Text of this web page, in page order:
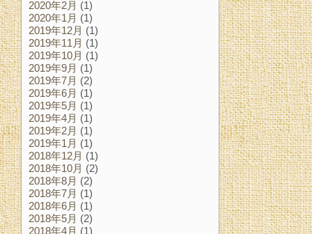
2020年2月 (1)
2020年1月 (1)
2019年12月 (1)
2019年11月 (1)
2019年10月 (1)
2019年9月 (1)
2019年7月 (2)
2019年6月 (1)
2019年5月 (1)
2019年4月 (1)
2019年2月 (1)
2019年1月 (1)
2018年12月 (1)
2018年10月 (2)
2018年8月 (2)
2018年7月 (1)
2018年6月 (1)
2018年5月 (2)
2018年4月 (1)